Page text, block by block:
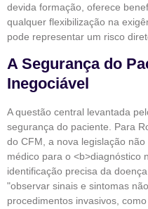
devida formação, oferece
qualquer flexibilização na
pode representar um risco
A Segurança do
Inegociável
A questão central levantada
segurança do paciente. Para
do CFM, a nova legislação
médico para o <b>diagnóstico
identificação precisa da
"observar sinais e sintomas
procedimentos invasivos,